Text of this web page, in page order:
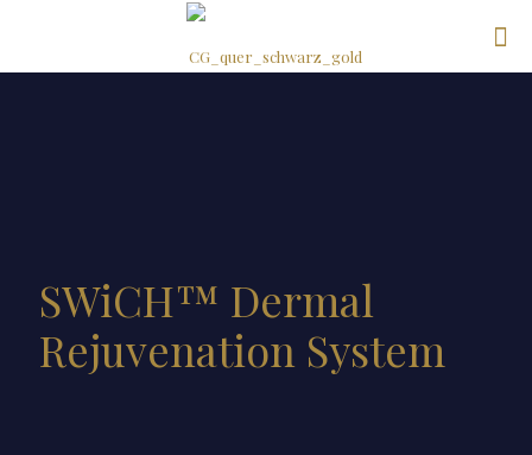
SWiCH™ Dermal
Rejuvenation System